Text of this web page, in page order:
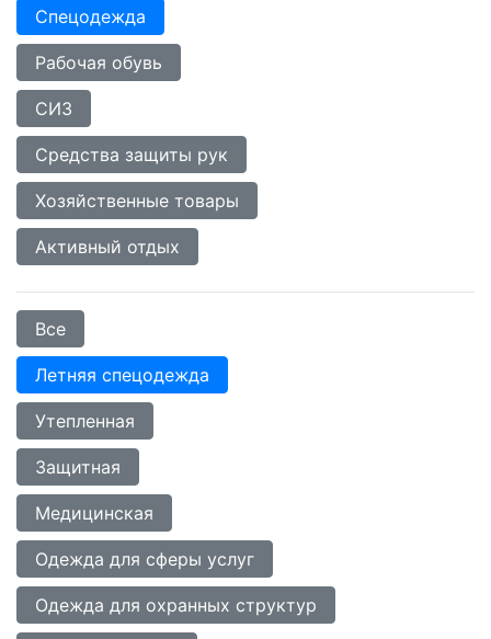
Спецодежда
Рабочая обувь
СИЗ
Средства защиты рук
Хозяйственные товары
Активный отдых
Все
Летняя спецодежда
Утепленная
Защитная
Медицинская
Одежда для сферы услуг
Одежда для охранных структур